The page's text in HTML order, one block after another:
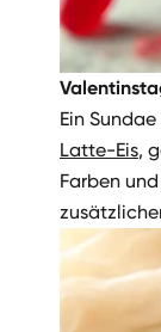
Ein
Latte-Eis,
Farben